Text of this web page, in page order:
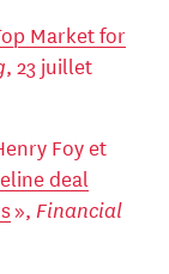
Market for
, 23 juillet
Foy et
deal
», Financial